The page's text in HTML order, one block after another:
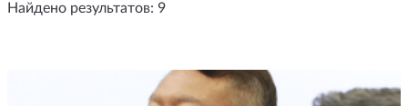
Найдено результатов: 9